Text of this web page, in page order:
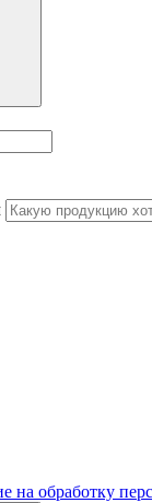
на обработку